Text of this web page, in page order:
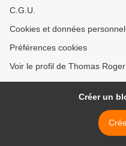
C.G.U.
Cookies et données
Préférences cookies
Voir le profil de Thomas
Créer un